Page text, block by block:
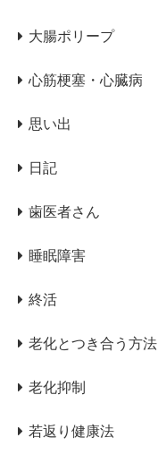
大腸ポリープ
心筋梗塞・心臓病
思い出
日記
歯医者さん
睡眠障害
終活
老化とつき合う方法
老化抑制
若返り健康法